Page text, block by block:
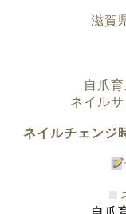
滋賀
自爪
ネイル
ネイルチェンジ